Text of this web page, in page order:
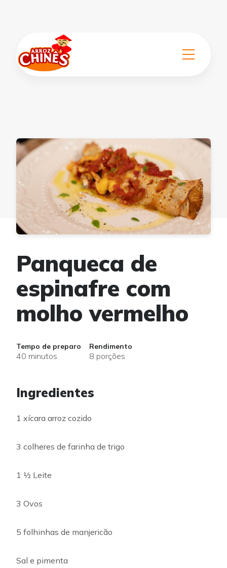
Panqueca de
espinafre com
molho vermelho
Tempo de preparo
40 minutos
Rendimento
8 porções
Ingredientes
1 xícara arroz cozido
3 colheres de farinha de trigo
1 ½ Leite
3 Ovos
5 folhinhas de manjericão
Sal e pimenta